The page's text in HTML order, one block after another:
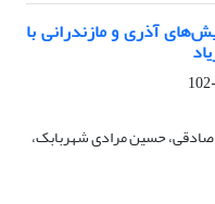
آذری و مازندرانی با
حسین مرادی شهربابک،